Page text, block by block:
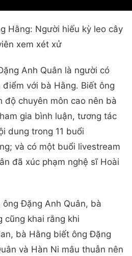
Hằng: Người hiếu kỳ leo cây
xem xét xử
Anh Quân là người có
với bà Hằng. Biết ông
độ chuyên môn cao nên bà
gia bình luận, tương tác
dung trong 11 buổi
và có một buổi livestream
đã xúc phạm nghệ sĩ Hoài
Đặng Anh Quân, bà
cũng khai rằng khi
bà Hằng biết ông Đặng
và Hàn Ni mâu thuẫn nên